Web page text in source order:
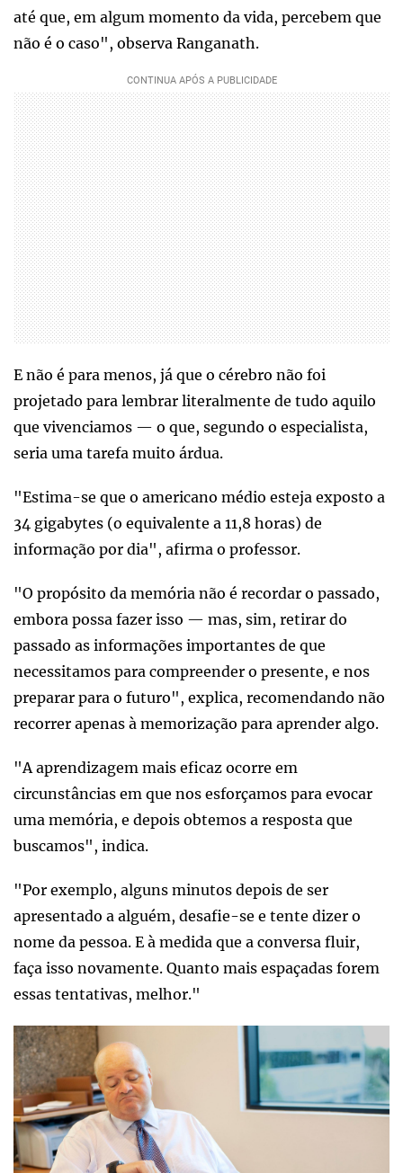
até que, em algum momento da vida, percebem que
não é o caso", observa Ranganath.
E não é para menos, já que o cérebro não foi
projetado para lembrar literalmente de tudo aquilo
que vivenciamos — o que, segundo o especialista,
seria uma tarefa muito árdua.
"Estima-se que o americano médio esteja exposto a
34 gigabytes (o equivalente a 11,8 horas) de
informação por dia", afirma o professor.
"O propósito da memória não é recordar o passado,
embora possa fazer isso — mas, sim, retirar do
passado as informações importantes de que
necessitamos para compreender o presente, e nos
preparar para o futuro", explica, recomendando não
recorrer apenas à memorização para aprender algo.
"A aprendizagem mais eficaz ocorre em
circunstâncias em que nos esforçamos para evocar
uma memória, e depois obtemos a resposta que
buscamos", indica.
"Por exemplo, alguns minutos depois de ser
apresentado a alguém, desafie-se e tente dizer o
nome da pessoa. E à medida que a conversa fluir,
faça isso novamente. Quanto mais espaçadas forem
essas tentativas, melhor."